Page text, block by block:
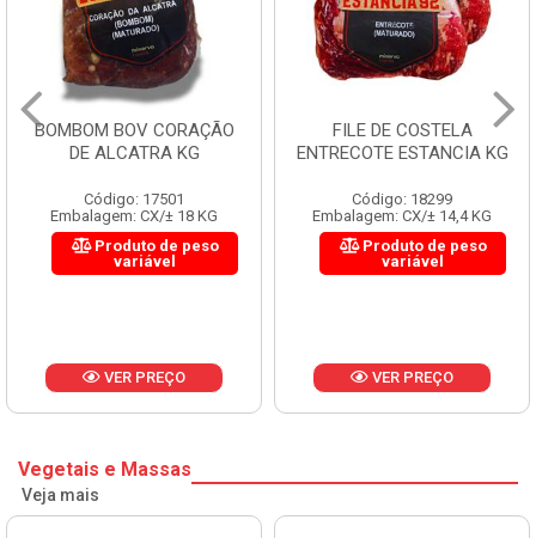
BOMBOM BOV CORAÇÃO
DE ALCATRA KG
Código: 17501
Embalagem: CX/± 18 KG
Produto de peso
variável
VER PREÇO
FILE DE COSTELA
ENTRECOTE ESTANCIA KG
Código: 18299
Embalagem: CX/± 14,4 KG
Produto de peso
variável
VER PREÇO
Vegetais e Massas
Veja mais